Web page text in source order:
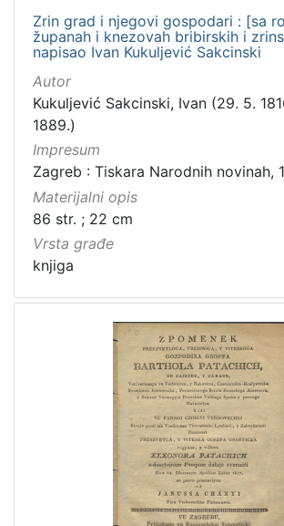
Zrin grad i njegovi gospodari : [sa
županah i knezovah bribirskih i
napisao Ivan Kukuljević Sakcinski
Autor
Kukuljević Sakcinski, Ivan (29. 5.
1889.)
Impresum
Zagreb : Tiskara Narodnih novinah,
Materijalni opis
86 str. ; 22 cm
Vrsta građe
knjiga